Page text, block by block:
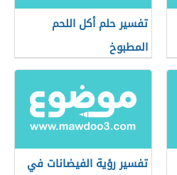
تفسير حلم أكل اللحم
المطبوخ
تفسير رؤية الفيضانات في